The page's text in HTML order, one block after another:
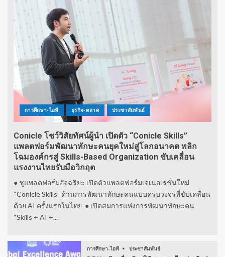
การศึกษา-ไอที ธุรกิจ-ตลาด ประชาสัมพันธ์
Conicle โชว์วิสัยทัศน์ผู้นำ เปิดตัว “Conicle Skills”
แพลตฟอร์มพัฒนาทักษะคนยุคใหม่สู่โลกอนาคต พลิก
โฉมองค์กรสู่ Skills-Based Organization ขับเคลื่อน
แรงงานไทยรับมือวิกฤต
● ชูแพลตฟอร์มอัจฉริยะ เปิดตัวแพลตฟอร์มเจเนอเรชั่นใหม่
“Conicle Skills” ด้านการพัฒนาทักษะคนแบบครบวงจรที่ขับเคลื่อน
ด้วย AI ครั้งแรกในไทย ● เปิดสมการแห่งการพัฒนาทักษะคน
“Skills + AI +...
การศึกษา-ไอที ประชาสัมพันธ์